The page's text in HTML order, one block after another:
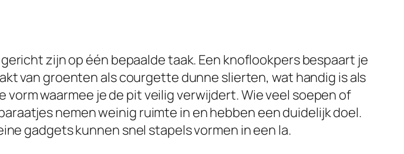
zijn op één bepaalde taak. Een knoflookpers bespaart je
van groenten als courgette dunne slierten, wat handig is als
waarmee je de pit veilig verwijdert. Wie veel soepen of
nemen weinig ruimte in en hebben een duidelijk doel.
gadgets kunnen snel stapels vormen in een la.